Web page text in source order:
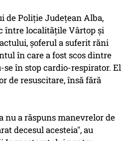
de Poliţie Judeţean Alba,
între localităţile Vârtop şi
şoferul a suferit răni
în care a fost scos dintre
în stop cardio-respirator. El
de resuscitare, însă fără
nu a răspuns manevrelor de
decesul acesteia", au